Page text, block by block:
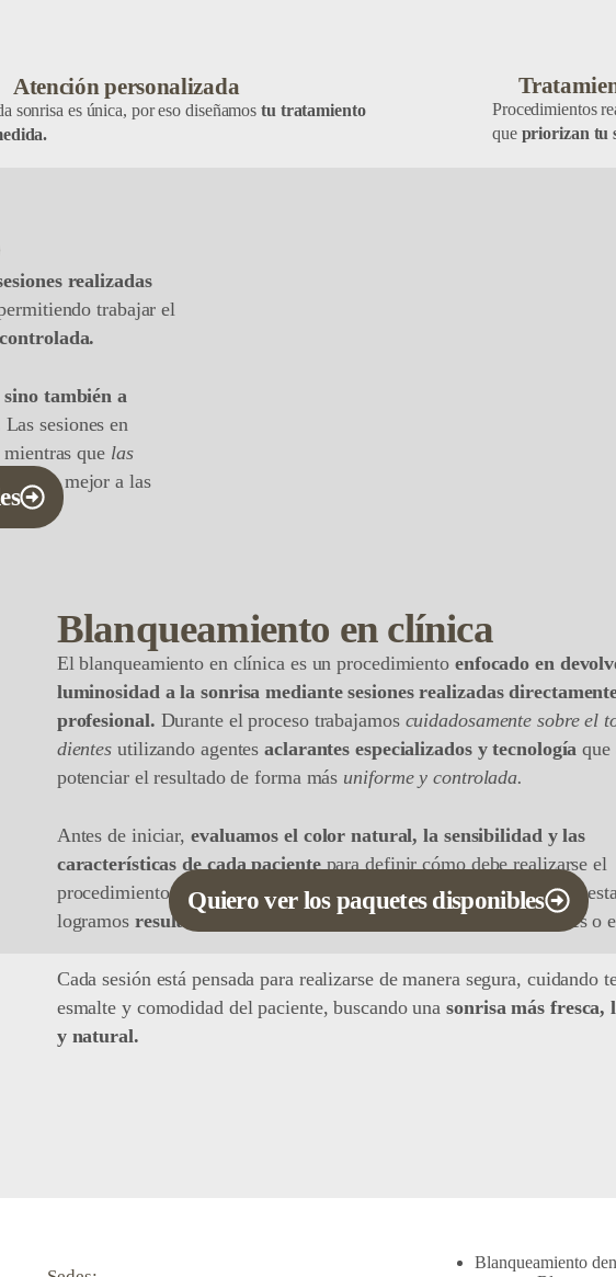
Atención personalizada
sonrisa es única, por eso diseñamostu tratamiento
Procedimientos
que priorizan tu
realizadas
trabajar el
también a
Las sesiones en
mientras que las
mejor a las
Blanqueamiento en clínica
El blanqueamiento en clínica es un procedimiento enfocado en
luminosidad a la sonrisa mediante sesiones realizadas
profesional. Durante el proceso trabajamos cuidadosamente sobre el
dientes utilizando agentesaclarantes especializados y tecnología que
potenciar el resultado de forma más uniforme y controlada.
Antes de iniciar, evaluamos el color natural, la sensibilidad y las
características de cada pacientepara definir cómo debe realizarse el
procedimiento y qué nivel de aclaramiento es el más adecuado. De
logramos resultados más armónicos, evitando cambios artificiales o
Cada sesión está pensada para realizarse de manera segura, cuidando
esmalte y comodidad del paciente, buscando unasonrisa más fresca,
y natural.
Quiero ver los paquetes disponibles
Blanqueamiento